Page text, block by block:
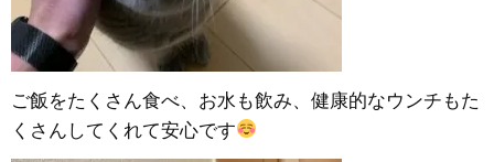
ご飯をたくさん食べ、お水も飲み、健康的なウンチもた
くさんしてくれて安心です